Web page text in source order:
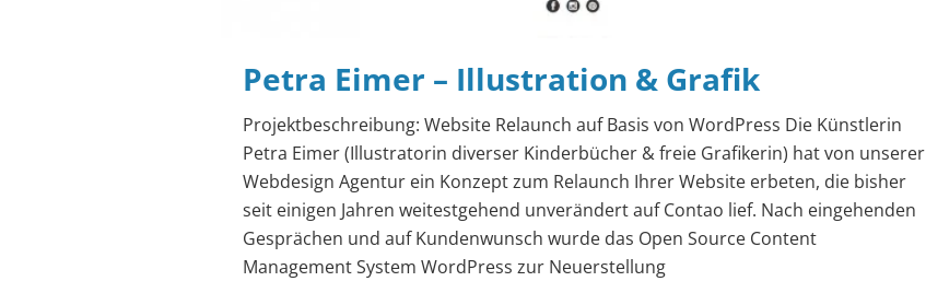
Petra Eimer – Illustration & Grafik
Projektbeschreibung: Website Relaunch auf Basis von WordPress Die Künstlerin
Petra Eimer (Illustratorin diverser Kinderbücher & freie Grafikerin) hat von unserer
Webdesign Agentur ein Konzept zum Relaunch Ihrer Website erbeten, die bisher
seit einigen Jahren weitestgehend unverändert auf Contao lief. Nach eingehenden
Gesprächen und auf Kundenwunsch wurde das Open Source Content
Management System WordPress zur Neuerstellung